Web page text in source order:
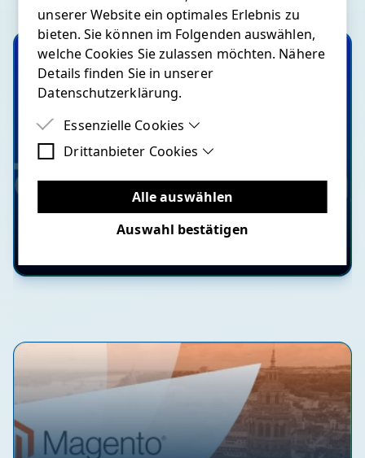
Hyvä Townhall Meeting Q3 2025 -
Was gibt es Neues?
unserer Website ein optimales Erlebnis zu
bieten. Sie können im Folgenden auswählen,
welche Cookies Sie zulassen möchten. Nähere
Details finden Sie in unserer
Datenschutzerklärung.
Essenzielle Cookies
Essenzielle Cookies sind Cookies, welche für
benötigt werden.
Drittanbieter Cookies
Drittanbieter Cookies sind Cookies, die
Drittanbieter-Software setzen, um Funktionen
wie Google Maps zu ermöglichen.
Alle auswählen
Auswahl bestätigen